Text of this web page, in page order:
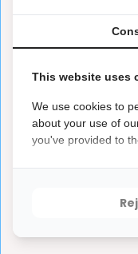
eenslechte adem
ⓘ
Let op
Dit is een
This website uses
We use cookies to
about your use of
you've provided to